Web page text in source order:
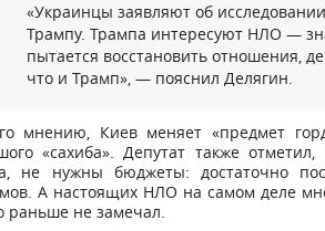
«Украинцы заявляют об
Трампу. Трампа интересуют НЛО —
пытается восстановить отношения,
что и Трамп», — пояснил Делягин.
мнению, Киев меняет «предмет
«сахиба». Депутат также
не нужны бюджеты: достаточно
А настоящих НЛО на самом деле
раньше не замечал.